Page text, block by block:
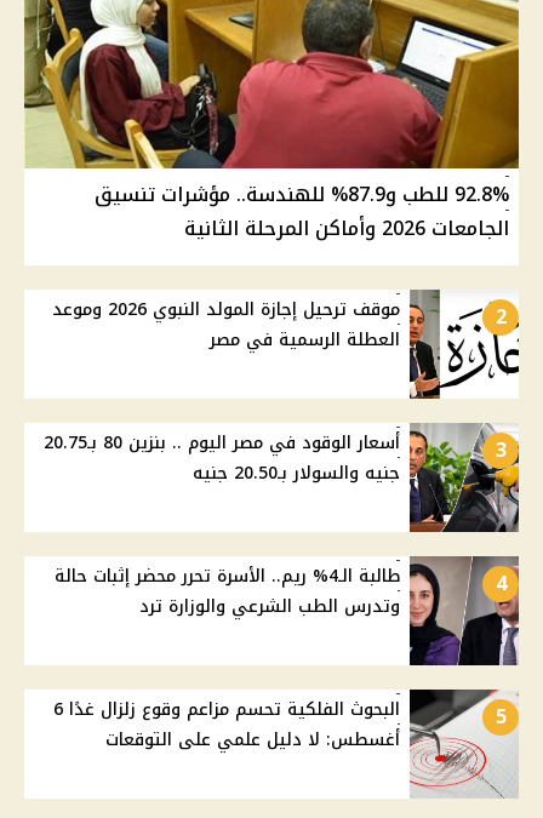
92.8% للطب و87.9% للهندسة.. مؤشرات تنسيق
الجامعات 2026 وأماكن المرحلة الثانية
2
موقف ترحيل إجازة المولد النبوي 2026 وموعد
العطلة الرسمية في مصر
3
أسعار الوقود في مصر اليوم .. بنزين 80 بـ20.75
جنيه والسولار بـ20.50 جنيه
4
طالبة الـ4% ريم.. الأسرة تحرر محضر إثبات حالة
وتدرس الطب الشرعي والوزارة ترد
5
البحوث الفلكية تحسم مزاعم وقوع زلزال غدًا 6
أغسطس: لا دليل علمي على التوقعات